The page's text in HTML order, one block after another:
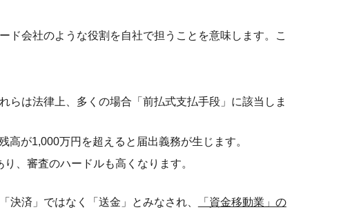
ド会社のような役割を自社で担うことを意味します。こ
らは法律上、多くの場合「前払式支払手段」に該当しま
が1,000万円を超えると届出義務が生じます。
り、審査のハードルも高くなります。
済」ではなく「送金」とみなされ、
「資金移動業」の